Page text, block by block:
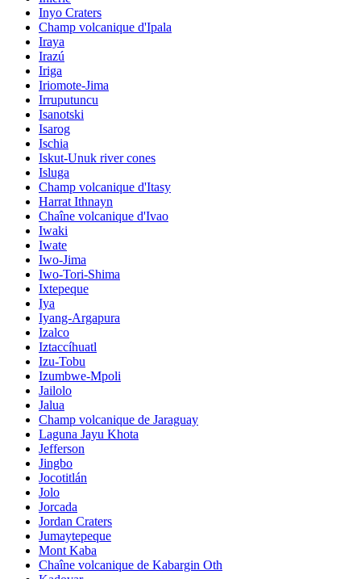
Inyo Craters
Champ volcanique d'Ipala
Iraya
Irazú
Iriga
Iriomote-Jima
Irruputuncu
Isanotski
Isarog
Ischia
Iskut-Unuk river cones
Isluga
Champ volcanique d'Itasy
Harrat Ithnayn
Chaîne volcanique d'Ivao
Iwaki
Iwate
Iwo-Jima
Iwo-Tori-Shima
Ixtepeque
Iya
Iyang-Argapura
Izalco
Iztaccíhuatl
Izu-Tobu
Izumbwe-Mpoli
Jailolo
Jalua
Champ volcanique de Jaraguay
Laguna Jayu Khota
Jefferson
Jingbo
Jocotitlán
Jolo
Jorcada
Jordan Craters
Jumaytepeque
Mont Kaba
Chaîne volcanique de Kabargin Oth